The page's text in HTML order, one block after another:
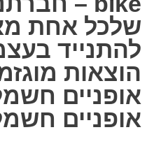
שלכל אחת
להתנייד
הוצאות
אופניים
אופניים